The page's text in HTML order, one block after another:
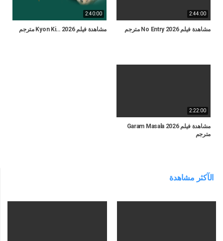
2:44:00
مشاهدة فيلم No Entry 2026 مترجم
2:40:00
مشاهدة فيلم Kyon Ki… 2026 مترجم
2:22:00
مشاهدة فيلم Garam Masala 2026
مترجم
الآكثر مشاهدة